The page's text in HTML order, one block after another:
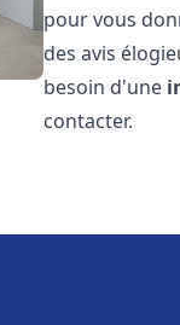
pour vous
des avis
besoin d'une
contacter.